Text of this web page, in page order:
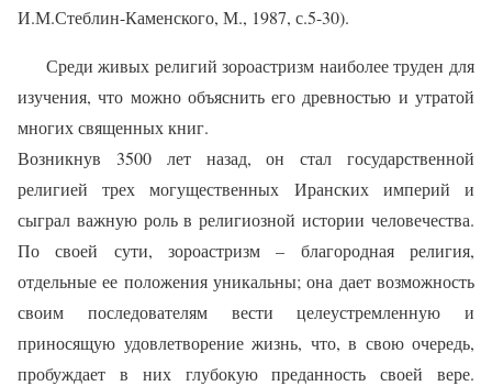
И.М.Стеблин-Каменского, М., 1987, с.5-30).
Среди живых религий зороастризм наиболее труден для
изучения, что можно объяснить его древностью и утратой
многих священных книг.
Возникнув 3500 лет назад, он стал государственной
религией трех могущественных Иранских империй и
сыграл важную роль в религиозной истории человечества.
По своей сути, зороастризм – благородная религия,
отдельные ее положения уникальны; она дает возможность
своим последователям вести целеустремленную и
приносящую удовлетворение жизнь, что, в свою очередь,
пробуждает в них глубокую преданность своей вере.